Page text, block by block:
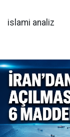
islami analiz